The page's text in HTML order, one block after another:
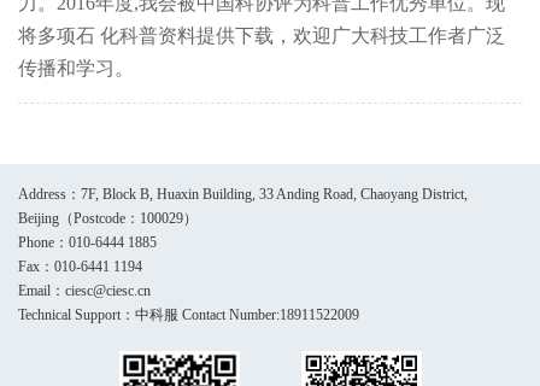
将多项石 化科普资料提供下载，欢迎广大科技工作者广泛
传播和学习。
Address：7F, Block B, Huaxin Building, 33 Anding Road, Chaoyang District,
Beijing（Postcode：100029）
Phone：010-6444 1885
Fax：010-6441 1194
Email：ciesc@ciesc.cn
Technical Support：中科服 Contact Number:18911522009